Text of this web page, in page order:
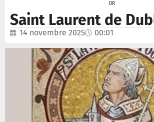
DR
Saint Laurent de
14 novembre 2025 00:01